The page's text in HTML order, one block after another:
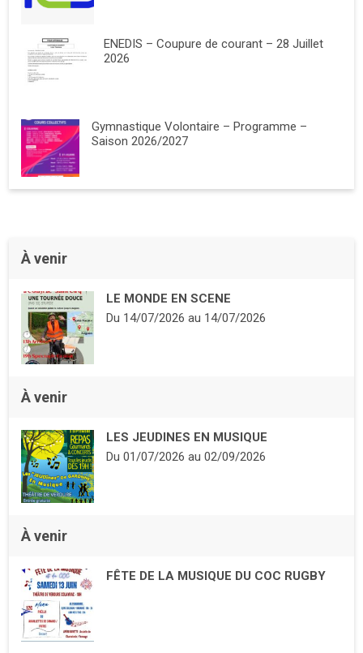
ENEDIS – Coupure de courant – 28 Juillet
2026
Gymnastique Volontaire – Programme –
Saison 2026/2027
À venir
LE MONDE EN SCENE
Du 14/07/2026au 14/07/2026
À venir
LES JEUDINES EN MUSIQUE
Du 01/07/2026au 02/09/2026
À venir
FÊTE DE LA MUSIQUE DU COC RUGBY